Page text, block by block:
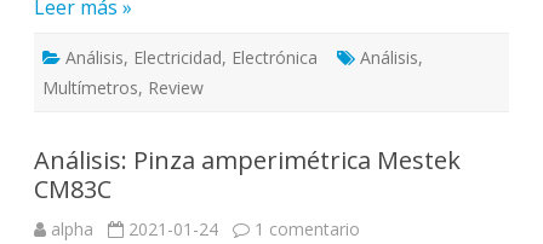
Leer más »
Análisis, Electricidad, Electrónica Análisis,
Multímetros, Review
Análisis: Pinza amperimétrica Mestek
CM83C
alpha 2021-01-24 1 comentario